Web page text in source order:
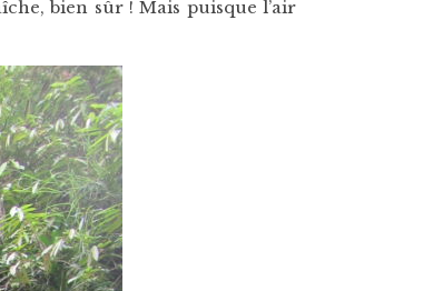
bien sûr ! Mais puisque l’air